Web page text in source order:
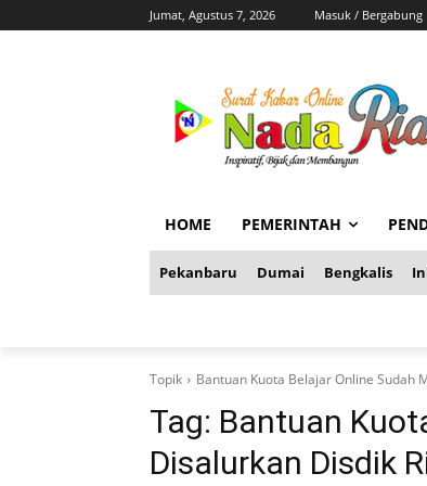
Jumat, Agustus 7, 2026 Masuk / Bergabung
HOME PEMERINTAH
Pekanbaru Dumai Bengkalis
Topik Bantuan Kuota Belajar Online Sudah
Tag: Bantuan
Disalurkan Disdik